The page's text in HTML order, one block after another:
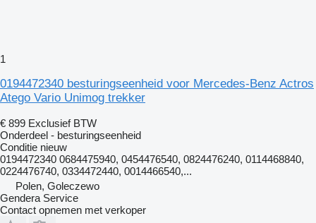
1
0194472340 besturingseenheid voor Mercedes-Benz Actros
Atego Vario Unimog trekker
€ 899 Exclusief BTW
Onderdeel - besturingseenheid
Conditie nieuw
0194472340 0684475940, 0454476540, 0824476240, 0114468840,
0224476740, 0334472440, 0014466540,...
Polen, Goleczewo
Gendera Service
Contact opnemen met verkoper